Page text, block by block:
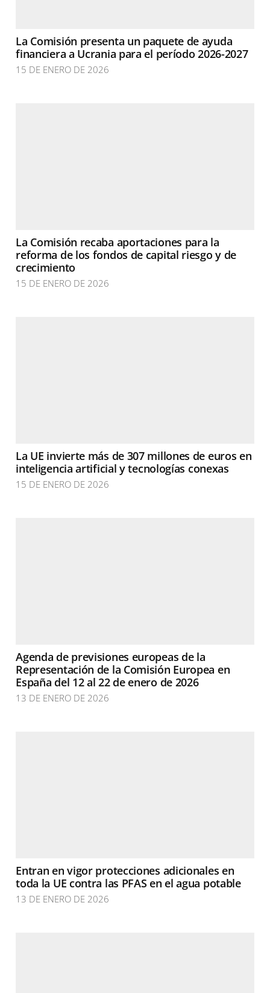
La Comisión presenta un paquete de ayuda
financiera a Ucrania para el período 2026-2027
15 DE ENERO DE 2026
La Comisión recaba aportaciones para la
reforma de los fondos de capital riesgo y de
crecimiento
15 DE ENERO DE 2026
La UE invierte más de 307 millones de euros en
inteligencia artificial y tecnologías conexas
15 DE ENERO DE 2026
Agenda de previsiones europeas de la
Representación de la Comisión Europea en
España del 12 al 22 de enero de 2026
13 DE ENERO DE 2026
Entran en vigor protecciones adicionales en
toda la UE contra las PFAS en el agua potable
13 DE ENERO DE 2026